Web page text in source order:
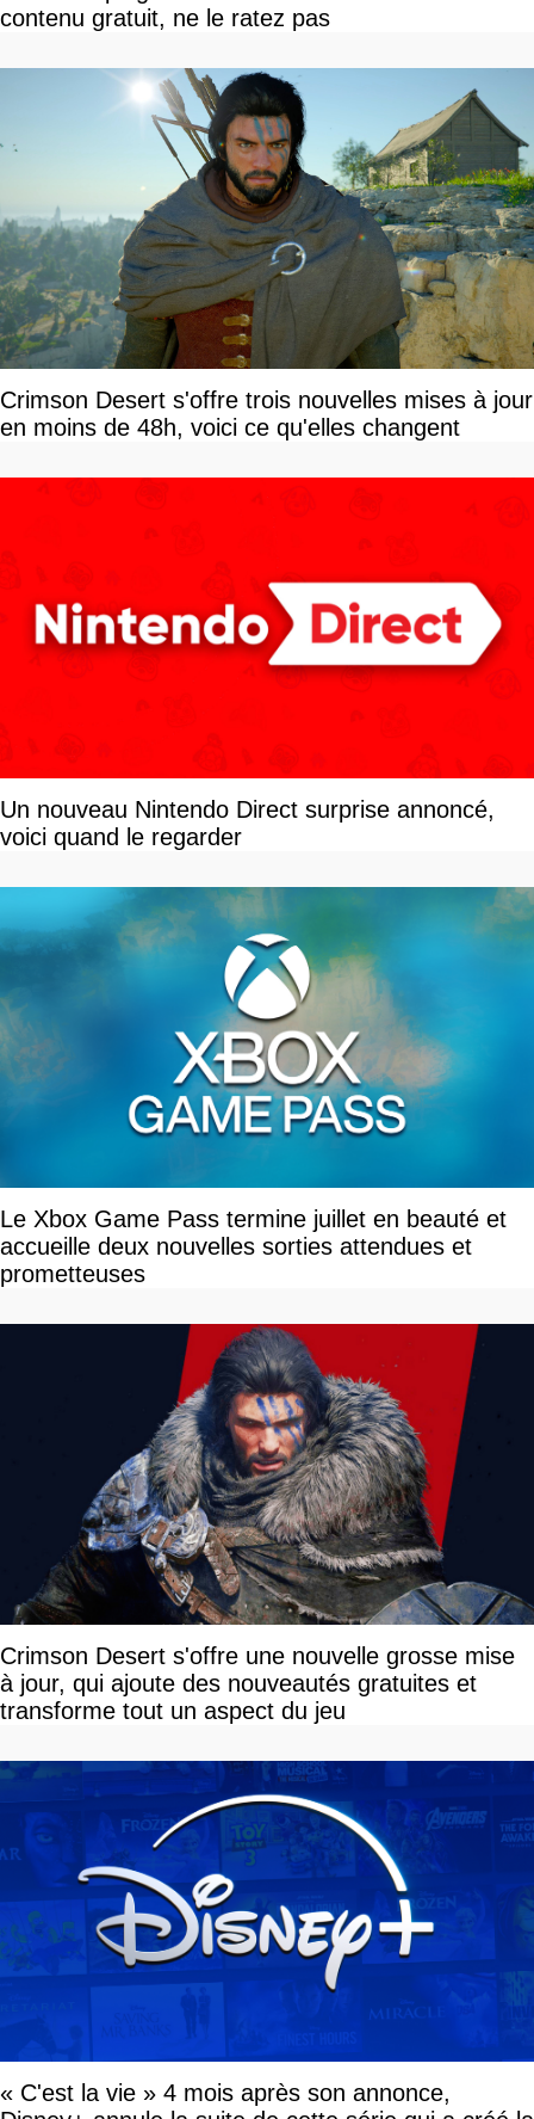
contenu gratuit, ne le ratez pas
Crimson Desert s'offre trois nouvelles mises à jour
en moins de 48h, voici ce qu'elles changent
Un nouveau Nintendo Direct surprise annoncé,
voici quand le regarder
Le Xbox Game Pass termine juillet en beauté et
accueille deux nouvelles sorties attendues et
prometteuses
Crimson Desert s'offre une nouvelle grosse mise
à jour, qui ajoute des nouveautés gratuites et
transforme tout un aspect du jeu
« C'est la vie » 4 mois après son annonce,